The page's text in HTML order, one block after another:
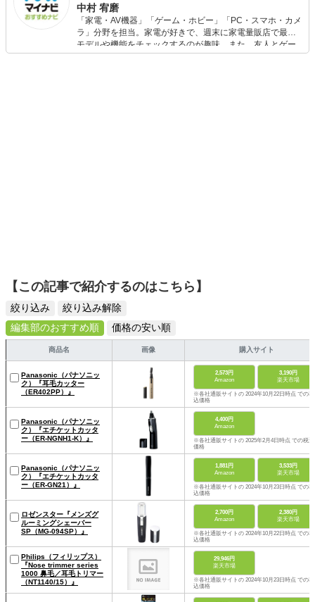
中村 宥磨
「家電・AV機器」「ゲーム・ホビー」「PC・スマホ・カメ
ラ」分野を担当。家電が好きで、週末に家電量販店で最新
モデルや機能をチェックするのが趣味。また、友人とゲー
ムを楽しみながら、新作タイトルやイベント情報もいち早
【この記事で紹介するのはこちら】
絞り込み
絞り込み解除
編集部のおすすめ順
価格の安い順
商品名 画像 購入サイト
Panasonic（パナソニッ
ク）『耳毛カッター
（ER402PP）』
2,573円
Amazon
3,190円
楽天市場
※各社通販サイトの 2024年10月22日時点 での税
込価格
Panasonic（パナソニッ
ク）『エチケットカッタ
ー（ER-NGNH1-K）』
4,400円
Amazon
※各社通販サイトの 2025年2月4日時点 での税込
価格
Panasonic（パナソニッ
ク）『エチケットカッタ
ー（ER-GN21）』
1,881円
Amazon
3,533円
楽天市場
※各社通販サイトの 2024年10月23日時点 での税
込価格
ロゼンスター『メンズグ
ルーミングシェーバー
SP（MG-094SP）』
2,700円
Amazon
2,380円
楽天市場
※各社通販サイトの 2024年10月22日時点 での税
込価格
Philips（フィリップス）
『Nose trimmer series
1000 鼻毛／耳毛トリマー
（NT1140/15）』
29,946円
楽天市場
※各社通販サイトの 2024年10月23日時点 での税
込価格